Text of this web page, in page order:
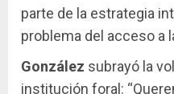
parte de la estrategia
problema del acceso a
González subrayó la
institución foral: